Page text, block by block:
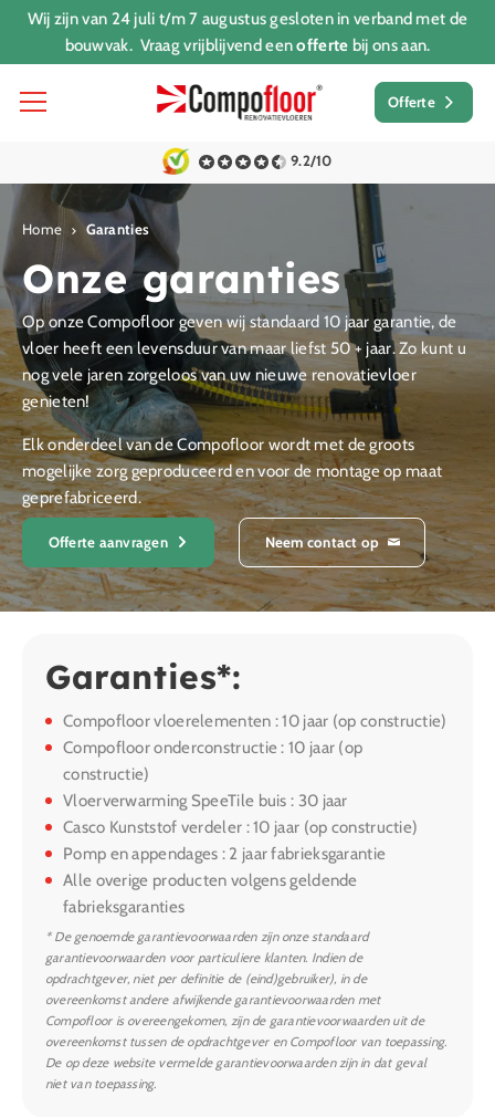
Wij zijn van 24 juli t/m 7 augustus gesloten in verband met de
bouwvak. Vraag vrijblijvend eenofferte bij ons aan.
Offerte
9.2/10
Home Garanties
Onze garanties
Op onze Compofloor geven wij standaard 10 jaar garantie, de
vloer heeft een levensduur van maar liefst 50 + jaar. Zo kunt u
nog vele jaren zorgeloos van uw nieuwe renovatievloer
genieten!
Elk onderdeel van de Compofloor wordt met de groots
mogelijke zorg geproduceerd en voor de montage op maat
geprefabriceerd.
Offerte aanvragen Neem contact op
Garanties*:
Compofloor vloerelementen : 10 jaar (op constructie)
Compofloor onderconstructie : 10 jaar (op
constructie)
Vloerverwarming SpeeTile buis : 30 jaar
Casco Kunststof verdeler : 10 jaar (op constructie)
Pomp en appendages : 2 jaar fabrieksgarantie
Alle overige producten volgens geldende
fabrieksgaranties
* De genoemde garantievoorwaarden zijn onze standaard
garantievoorwaarden voor particuliere klanten. Indien de
opdrachtgever, niet per definitie de (eind)gebruiker), in de
overeenkomst andere afwijkende garantievoorwaarden met
Compofloor is overeengekomen, zijn de garantievoorwaarden uit de
overeenkomst tussen de opdrachtgever en Compofloor van toepassing.
De op deze website vermelde garantievoorwaarden zijn in dat geval
niet van toepassing.